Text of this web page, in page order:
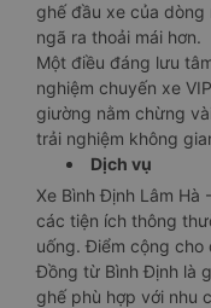
ghế đầu xe của
ngã ra thoải mái hơn.
Một điều đáng lưu
nghiệm chuyến xe
giường nằm chừng
trải nghiệm không
Dịch vụ
Xe Bình Định Lâm
các tiện ích thông
uống. Điểm cộng cho
Đồng từ Bình Định là
ghế phù hợp với nhu